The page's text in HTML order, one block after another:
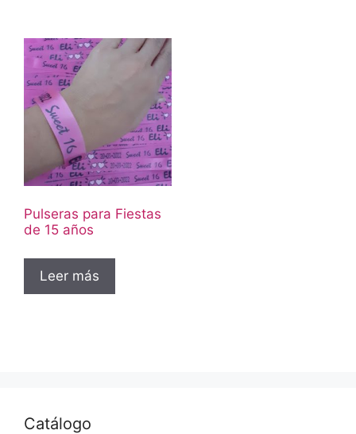
Pulseras para Fiestas
de 15 años
Leer más
Catálogo